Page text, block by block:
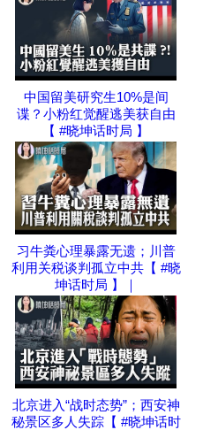
中国留美研究生10%是间
谍？小粉红觉醒逃美获自由
【 #晓坤话时局 】
习牛粪心理暴露无遗；川普
利用关税谈判孤立中共【 #晓
坤话时局 】｜
北京进入“战时态势”；西安神
秘景区多人失踪【 #晓坤话时